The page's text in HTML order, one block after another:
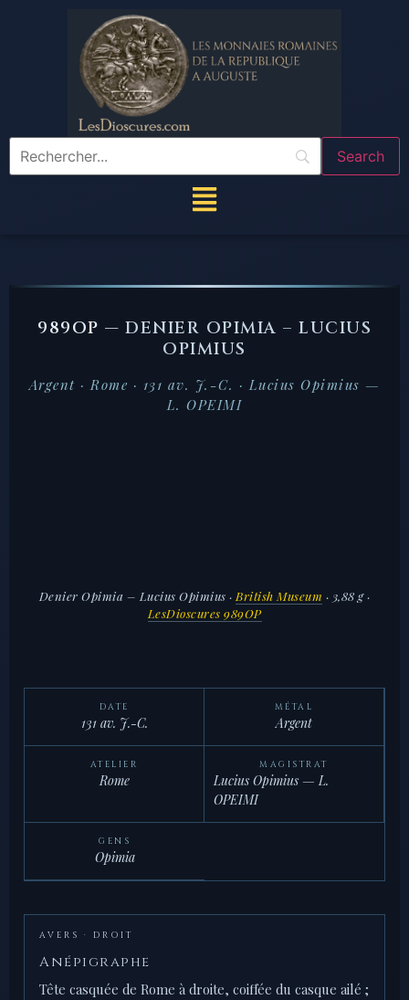
989OP — DENIER OPIMIA – LUCIUS
OPIMIUS
Argent · Rome · 131 av. J.-C. · Lucius Opimius —
L. OPEIMI
Denier Opimia – Lucius Opimius · British Museum · 3,88 g ·
LesDioscures 989OP
DATE
131 av. J.-C.
MÉTAL
Argent
ATELIER
Rome
MAGISTRAT
Lucius Opimius — L.
OPEIMI
GENS
Opimia
AVERS · DROIT
Anépigraphe
Tête casquée de Rome à droite, coiffée du casque ailé ;